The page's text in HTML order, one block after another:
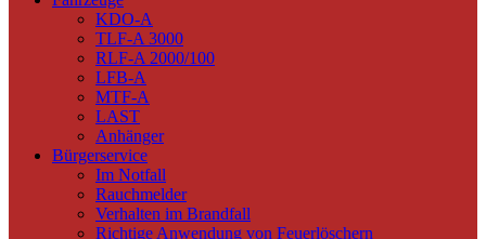
KDO-A
TLF-A 3000
RLF-A 2000/100
LFB-A
MTF-A
LAST
Anhänger
Bürgerservice
Im Notfall
Rauchmelder
Verhalten im Brandfall
Richtige Anwendung von Feuerlöschern